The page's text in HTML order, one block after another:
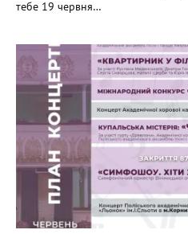
тебе 19 червня…